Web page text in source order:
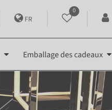
FR
0
Emballage des cadeaux